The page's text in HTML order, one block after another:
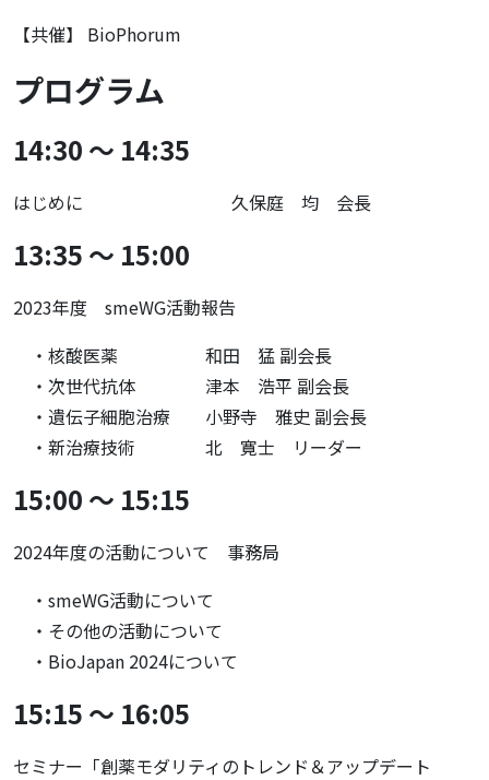
【共催】 BioPhorum
プログラム
14:30 ～ 14:35
はじめに 久保庭 均 会長
13:35 ～ 15:00
2023年度 smeWG活動報告
・核酸医薬 和田 猛 副会長
・次世代抗体 津本 浩平 副会長
・遺伝子細胞治療 小野寺 雅史 副会長
・新治療技術 北 寛士 リーダー
15:00 ～ 15:15
2024年度の活動について 事務局
・smeWG活動について
・その他の活動について
・BioJapan 2024について
15:15 ～ 16:05
セミナー「創薬モダリティのトレンド＆アップデート